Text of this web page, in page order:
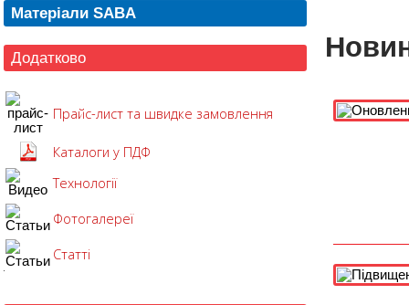
Матеріали SABA
Додатково
Прайс-лист та швидке замовлення
Каталоги у ПДФ
Технології
Фотогалереї
Статті